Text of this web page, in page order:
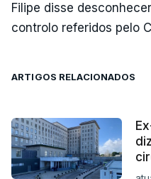
Filipe disse
controlo referidos pelo
ARTIGOS RELACIONADOS